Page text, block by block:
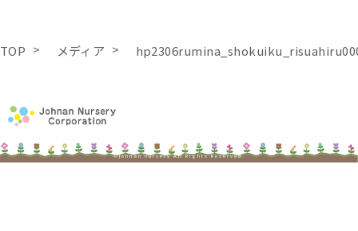
TOP メディア
©johnan nursery All Rights Reserved.